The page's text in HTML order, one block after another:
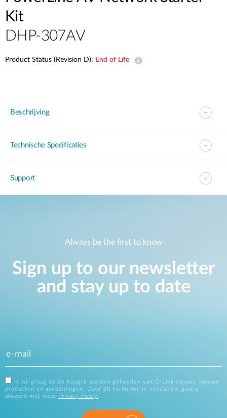
Kit
DHP-307AV
Product Status (Revision D): End of Life
Beschrijving
Technische Specificaties
Support
Always be the first to know
Sign up to our newsletter
and stay up to date
Ik wil graag op de hoogte worden gehouden van D-Link nieuws, nieuwe
producten en aanbiedingen. Door dit formulier te versturen, gaat u
akkoord met onze
Privacy Policy .